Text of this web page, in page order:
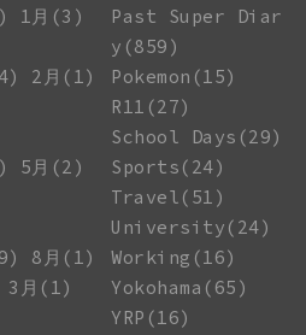
1月(3)
2月(1)
5月(2)
8月(1)
3月(1)
Past Super Diar
y(859)
Pokemon(15)
R11(27)
School Days(29)
Sports(24)
Travel(51)
University(24)
Working(16)
Yokohama(65)
YRP(16)